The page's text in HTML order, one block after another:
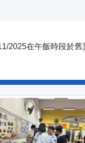
2025在午飯時段於